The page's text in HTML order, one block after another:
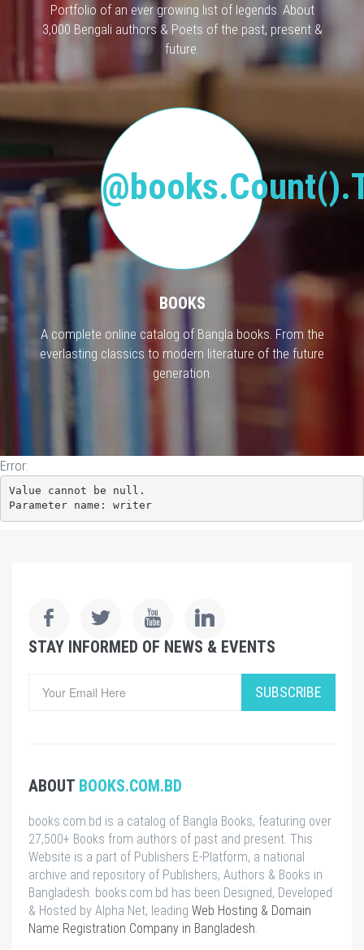
Portfolio of an ever growing list of legends. About
3,000 Bengali authors & Poets of the past, present &
future.
BOOKS
A complete online catalog of Bangla books. From the
everlasting classics to modern literature of the future
generation.
Error:
Value cannot be null.
Parameter name: writer
STAY INFORMED OF NEWS & EVENTS
SUBSCRIBE
ABOUT BOOKS.COM.BD
books.com.bd is a catalog of Bangla Books, featuring over
27,500+ Books from authors of past and present. This
Website is a part of Publishers E-Platform, a national
archive and repository of Publishers, Authors & Books in
Bangladesh. books.com.bd has been Designed, Developed
& Hosted by Alpha Net, leading Web Hosting & Domain
Name Registration Company in Bangladesh